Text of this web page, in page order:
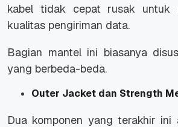
kabel tidak cepat rusak untuk
kualitas pengiriman data.
Bagian mantel ini biasanya
yang berbeda-beda.
Outer Jacket dan Strength
Dua komponen yang terakhir ini